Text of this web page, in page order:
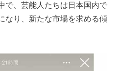
で、芸能人たちは日本国内で
なり、新たな市場を求める傾